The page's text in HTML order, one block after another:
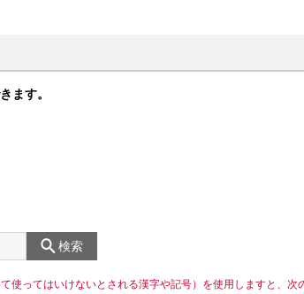
ます。
検索
使ってはいけないとされる漢字や記号）を使用しますと、次